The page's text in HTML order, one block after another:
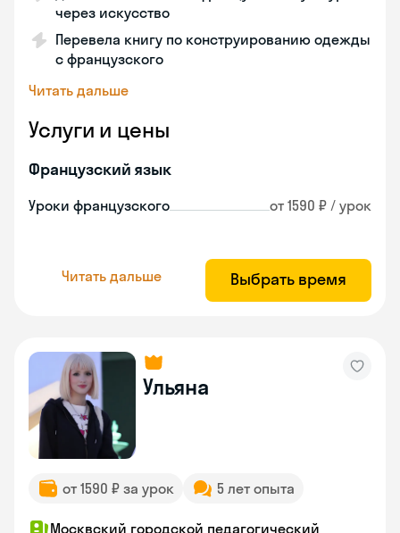
через искусство
Перевела книгу по конструированию одежды
с французского
Читать дальше
Услуги и цены
Французский язык
Уроки французского от 1590 ₽ / урок
Читать дальше Выбрать время
Ульяна
от 1590 ₽ за урок 5 лет опыта
Москвский городской педагогический